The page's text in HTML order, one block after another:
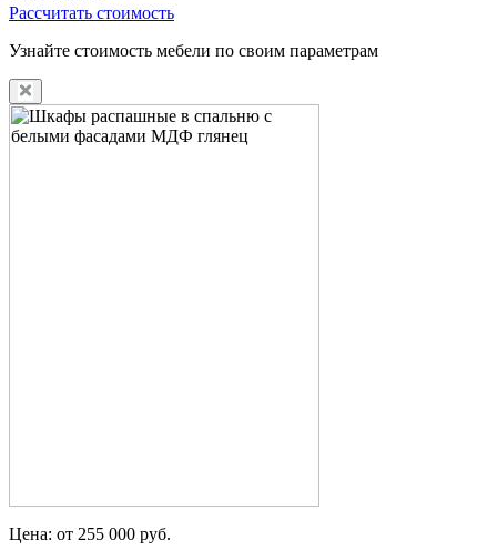
Рассчитать стоимость
Узнайте стоимость мебели по своим параметрам
Цена: от 255 000 руб.